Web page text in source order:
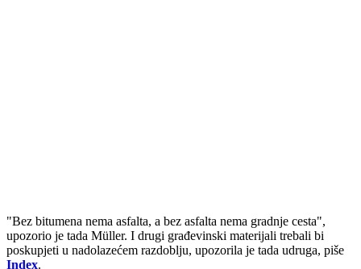
"Bez bitumena nema asfalta, a bez asfalta nema gradnje cesta",
upozorio je tada Müller. I drugi građevinski materijali trebali bi
poskupjeti u nadolazećem razdoblju, upozorila je tada udruga, piše
Index.